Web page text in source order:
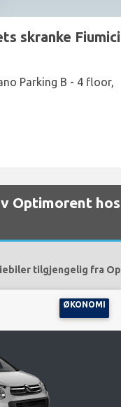
skranke
Parking B - 4 floor,
Optimorent
tilgjengelig fra
ØKONOMI